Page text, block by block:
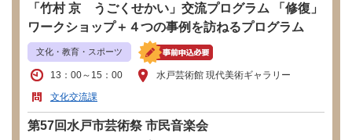
「竹村 京 うごくせかい」交流プログラム 「修復」
ワークショップ＋４つの事例を訪ねるプログラム
文化・教育・スポーツ
13：00～15：00
水戸芸術館 現代美術ギャラリー
文化交流課
第57回水戸市芸術祭 市民音楽会